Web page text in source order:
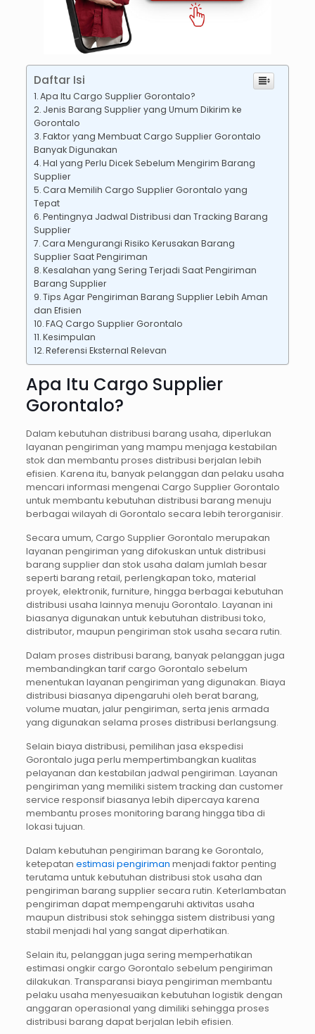
Daftar Isi
Apa Itu Cargo Supplier Gorontalo?
Jenis Barang Supplier yang Umum Dikirim ke
Gorontalo
Faktor yang Membuat Cargo Supplier Gorontalo
Banyak Digunakan
Hal yang Perlu Dicek Sebelum Mengirim Barang
Supplier
Cara Memilih Cargo Supplier Gorontalo yang
Tepat
Pentingnya Jadwal Distribusi dan Tracking Barang
Supplier
Cara Mengurangi Risiko Kerusakan Barang
Supplier Saat Pengiriman
Kesalahan yang Sering Terjadi Saat Pengiriman
Barang Supplier
Tips Agar Pengiriman Barang Supplier Lebih Aman
dan Efisien
FAQ Cargo Supplier Gorontalo
Kesimpulan
Referensi Eksternal Relevan
Apa Itu Cargo Supplier
Gorontalo?
Dalam kebutuhan distribusi barang usaha, diperlukan
layanan pengiriman yang mampu menjaga kestabilan
stok dan membantu proses distribusi berjalan lebih
efisien. Karena itu, banyak pelanggan dan pelaku usaha
mencari informasi mengenai Cargo Supplier Gorontalo
untuk membantu kebutuhan distribusi barang menuju
berbagai wilayah di Gorontalo secara lebih terorganisir.
Secara umum, Cargo Supplier Gorontalo merupakan
layanan pengiriman yang difokuskan untuk distribusi
barang supplier dan stok usaha dalam jumlah besar
seperti barang retail, perlengkapan toko, material
proyek, elektronik, furniture, hingga berbagai kebutuhan
distribusi usaha lainnya menuju Gorontalo. Layanan ini
biasanya digunakan untuk kebutuhan distribusi toko,
distributor, maupun pengiriman stok usaha secara rutin.
Dalam proses distribusi barang, banyak pelanggan juga
membandingkan tarif cargo Gorontalo sebelum
menentukan layanan pengiriman yang digunakan. Biaya
distribusi biasanya dipengaruhi oleh berat barang,
volume muatan, jalur pengiriman, serta jenis armada
yang digunakan selama proses distribusi berlangsung.
Selain biaya distribusi, pemilihan jasa ekspedisi
Gorontalo juga perlu mempertimbangkan kualitas
pelayanan dan kestabilan jadwal pengiriman. Layanan
pengiriman yang memiliki sistem tracking dan customer
service responsif biasanya lebih dipercaya karena
membantu proses monitoring barang hingga tiba di
lokasi tujuan.
Dalam kebutuhan pengiriman barang ke Gorontalo,
ketepatan estimasi pengiriman menjadi faktor penting
terutama untuk kebutuhan distribusi stok usaha dan
pengiriman barang supplier secara rutin. Keterlambatan
pengiriman dapat mempengaruhi aktivitas usaha
maupun distribusi stok sehingga sistem distribusi yang
stabil menjadi hal yang sangat diperhatikan.
Selain itu, pelanggan juga sering memperhatikan
estimasi ongkir cargo Gorontalo sebelum pengiriman
dilakukan. Transparansi biaya pengiriman membantu
pelaku usaha menyesuaikan kebutuhan logistik dengan
anggaran operasional yang dimiliki sehingga proses
distribusi barang dapat berjalan lebih efisien.